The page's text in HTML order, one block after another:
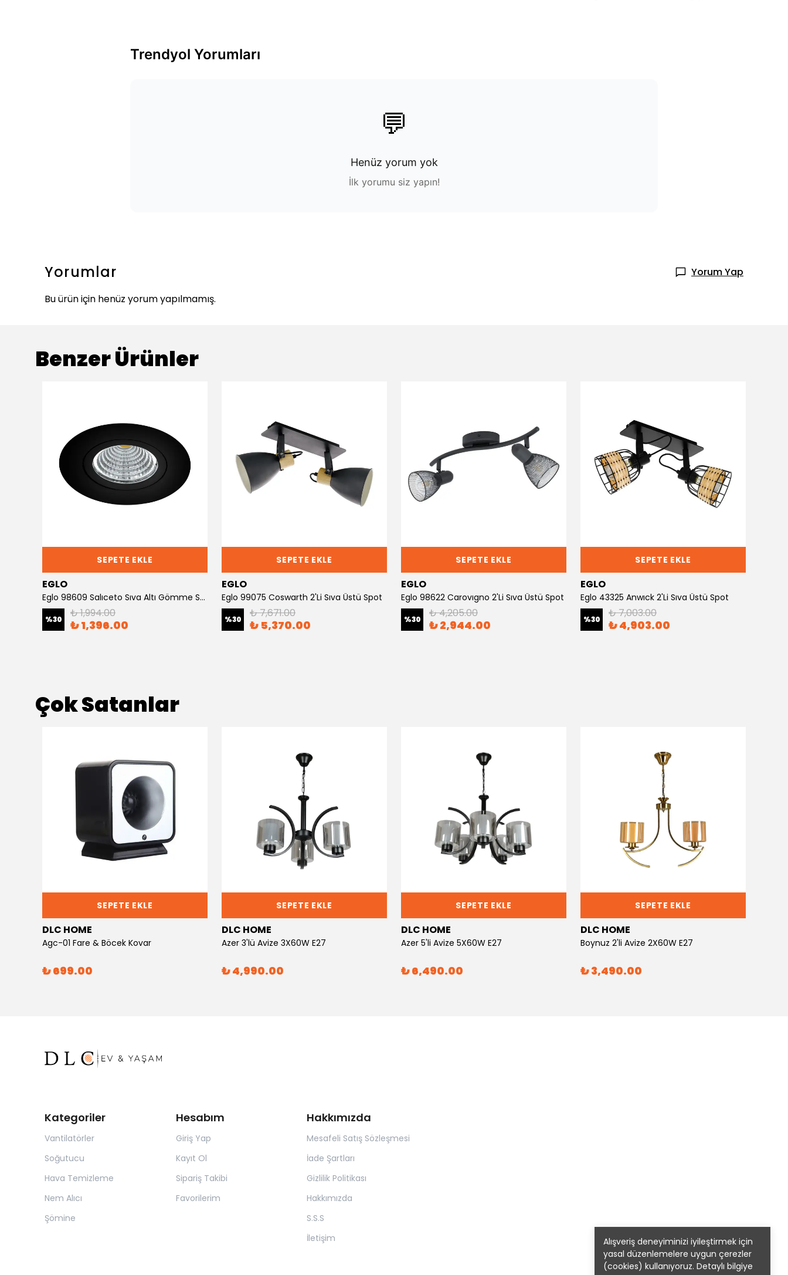
Alışveriş deneyiminizi iyileştirmek için
yasal düzenlemelere uygun çerezler
(cookies) kullanıyoruz. Detaylı bilgiye
Trendyol Yorumları
💬
Henüz yorum yok
İlk yorumu siz yapın!
Yorumlar
Yorum Yap
Bu ürün için henüz yorum yapılmamış.
Benzer Ürünler
SEPETE EKLE
EGLO
Eglo 98609 Salıceto Sıva Altı Gömme Spot
%30 ₺ 1,994.00
₺ 1,396.00
SEPETE EKLE
EGLO
Eglo 99075 Coswarth 2'Li Sıva Üstü Spot
%30 ₺ 7,671.00
₺ 5,370.00
SEPETE EKLE
EGLO
Eglo 98622 Carovıgno 2'Li Sıva Üstü Spot
%30 ₺ 4,205.00
₺ 2,944.00
SEPETE EKLE
EGLO
Eglo 43325 Anwıck 2'Li Sıva Üstü Spot
%30 ₺ 7,003.00
₺ 4,903.00
Çok Satanlar
SEPETE EKLE
DLC HOME
Agc-01 Fare & Böcek Kovar
₺ 699.00
SEPETE EKLE
DLC HOME
Azer 3'lü Avize 3X60W E27
₺ 4,990.00
SEPETE EKLE
DLC HOME
Azer 5'li Avize 5X60W E27
₺ 6,490.00
SEPETE EKLE
DLC HOME
Boynuz 2'li Avize 2X60W E27
₺ 3,490.00
Kategoriler
Vantilatörler
Soğutucu
Hava Temizleme
Nem Alıcı
Şömine
Hesabım
Giriş Yap
Kayıt Ol
Sipariş Takibi
Favorilerim
Hakkımızda
Mesafeli Satış Sözleşmesi
İade Şartları
Gizlilik Politikası
Hakkımızda
S.S.S
İletişim